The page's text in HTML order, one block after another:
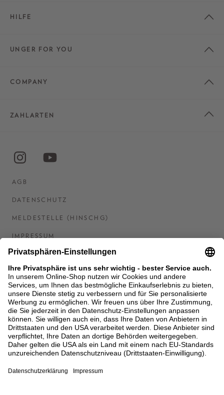
HILFE
UNGER FOR YOU
COMPANY
ZAHLARTEN
AGB
DATENSCHUTZ
MELDESTELLE (HINSCHG)
IMPRESSUM
BARRIEREFREIHEITSERKLÄRUNG
KONTAKT
COOKIES
MEN'S WORLD: BRAUN HAMBURG
Ein Unternehmen der Unger GmbH & Co. KG
EINKAUF VON 400 € NACH RETOURE, NICHT